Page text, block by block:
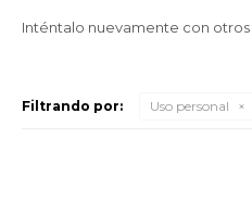
Inténtalo nuevamente con
Filtrando por: Uso personal